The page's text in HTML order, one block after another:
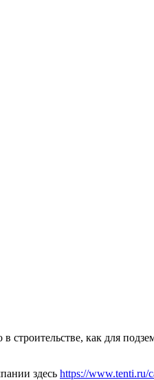
строительстве, как для
здесь https://www.tenti.ru/